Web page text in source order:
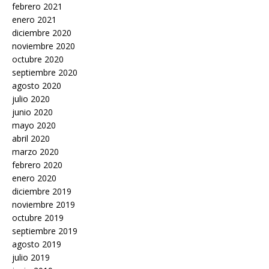
febrero 2021
enero 2021
diciembre 2020
noviembre 2020
octubre 2020
septiembre 2020
agosto 2020
julio 2020
junio 2020
mayo 2020
abril 2020
marzo 2020
febrero 2020
enero 2020
diciembre 2019
noviembre 2019
octubre 2019
septiembre 2019
agosto 2019
julio 2019